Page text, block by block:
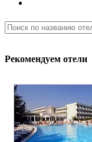
Рекомендуем отели